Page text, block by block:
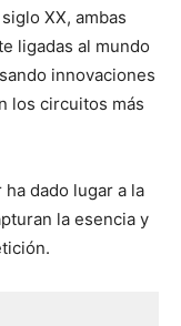
XX, ambas
ligadas al mundo
innovaciones
los circuitos más
ha dado lugar a la
la esencia y